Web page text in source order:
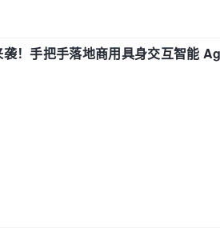
！手把手落地商用具身交互智能